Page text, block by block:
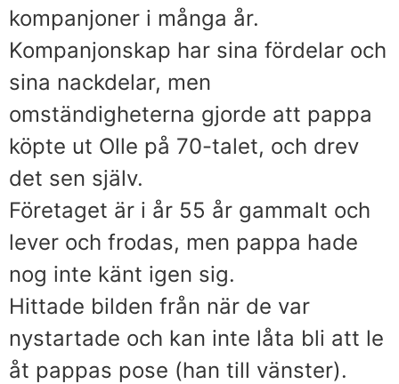
kompanjoner i många år.
Kompanjonskap har sina fördelar och
sina nackdelar, men
omständigheterna gjorde att pappa
köpte ut Olle på 70-talet, och drev
det sen själv.
Företaget är i år 55 år gammalt och
lever och frodas, men pappa hade
nog inte känt igen sig.
Hittade bilden från när de var
nystartade och kan inte låta bli att le
åt pappas pose (han till vänster).